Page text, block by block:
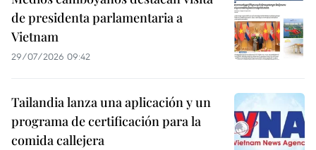
de presidenta parlamentaria a
Vietnam
29/07/2026 09:42
Tailandia lanza una aplicación y un
programa de certificación para la
comida callejera